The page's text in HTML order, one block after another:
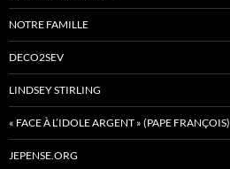
NOTRE FAMILLE
DECO2SEV
LINDSEY STIRLING
« FACE À L’IDOLE ARGENT » (PAPE FRANÇOIS)
JEPENSE.ORG